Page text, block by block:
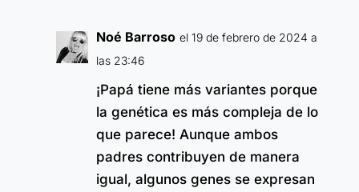
Noé Barroso el 19 de febrero de 2024 a
las 23:46
¡Papá tiene más variantes porque
la genética es más compleja de lo
que parece! Aunque ambos
padres contribuyen de manera
igual, algunos genes se expresan